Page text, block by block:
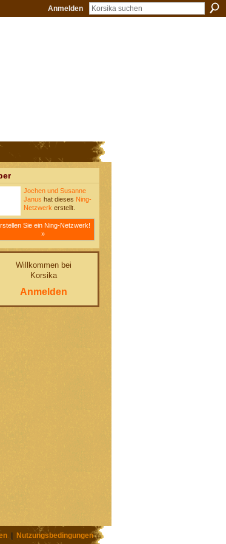
Anmelden
Jochen und Susanne
Janus hat dieses Ning-
Netzwerk erstellt.
Sie ein Ning-Netzwerk!
»
Willkommen bei
Korsika
Anmelden
| Nutzungsbedingungen